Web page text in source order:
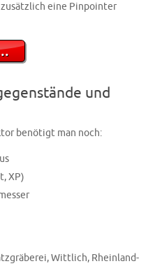
eine Pinpointer
und
benötigt man noch:
XP)
Wittlich, Rheinland-